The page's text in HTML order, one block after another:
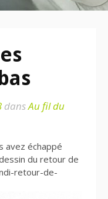
dansAu fil du
avez échappé
du retour de
retour-de-